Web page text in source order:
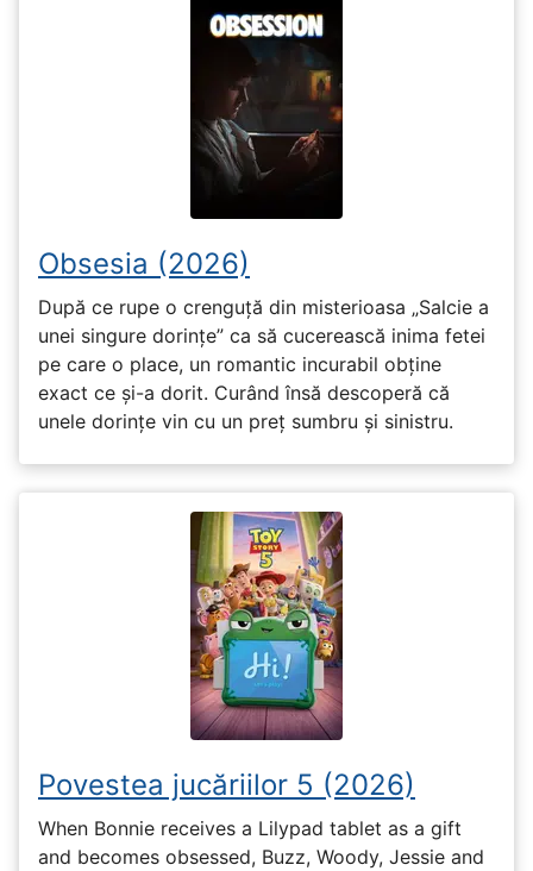
Obsesia (2026)
După ce rupe o crenguță din misterioasa „Salcie a
unei singure dorințe” ca să cucerească inima fetei
pe care o place, un romantic incurabil obține
exact ce și-a dorit. Curând însă descoperă că
unele dorințe vin cu un preț sumbru și sinistru.
Povestea jucăriilor 5 (2026)
When Bonnie receives a Lilypad tablet as a gift
and becomes obsessed, Buzz, Woody, Jessie and